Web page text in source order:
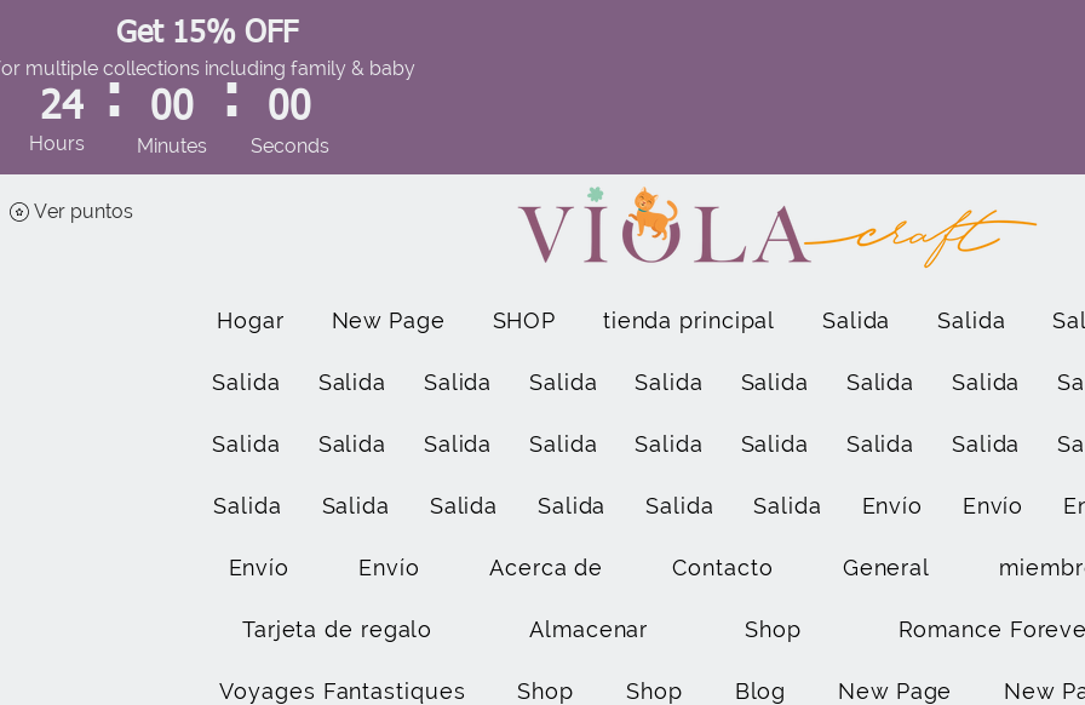
Get 15% OFF
multiple collections including family & baby
24
Hours
: 00
Minutes
: 00
Seconds
Ver puntos
Hogar New Page SHOP tienda principal Salida Salida
Salida Salida Salida Salida Salida Salida Salida Salida
Salida Salida Salida Salida Salida Salida Salida Salida
Salida Salida Salida Salida Salida Salida Envío Envío
Envío Envío Acerca de Contacto General
Tarjeta de regalo Almacenar Shop Romance
Voyages Fantastiques Shop Shop Blog New Page New